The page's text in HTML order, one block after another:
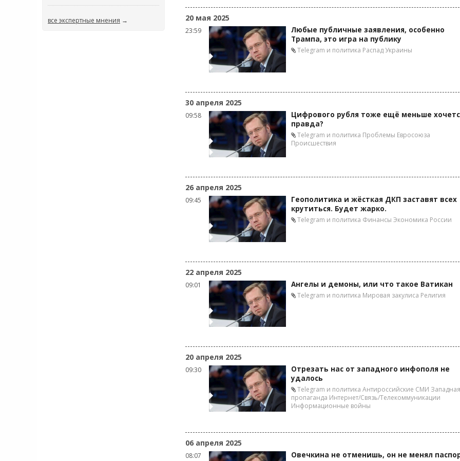
все экспертные мнения → 20 мая 2025
23:59
Любые публичные заявления, особенно
Трампа, это игра на публику
Telegram и политика Распад Украины
30 апреля 2025
09:58
Цифрового рубля тоже ещё меньше
правда?
Telegram и политика Проблемы Евросоюза
Происшествия
26 апреля 2025
09:45
Геополитика и жёсткая ДКП заставят всех
крутиться. Будет жарко.
Telegram и политика Финансы Экономика России
22 апреля 2025
09:01 Ангелы и демоны, или что такое Ватикан
Telegram и политика Мировая закулиса Религия
20 апреля 2025
09:30
Отрезать нас от западного инфополя не
удалось
Telegram и политика Антироссийские СМИ Западная
пропаганда Интернет/Связь/Телекоммуникации
Информационные войны
06 апреля 2025
08:07 Овечкина не отменишь, он не менял